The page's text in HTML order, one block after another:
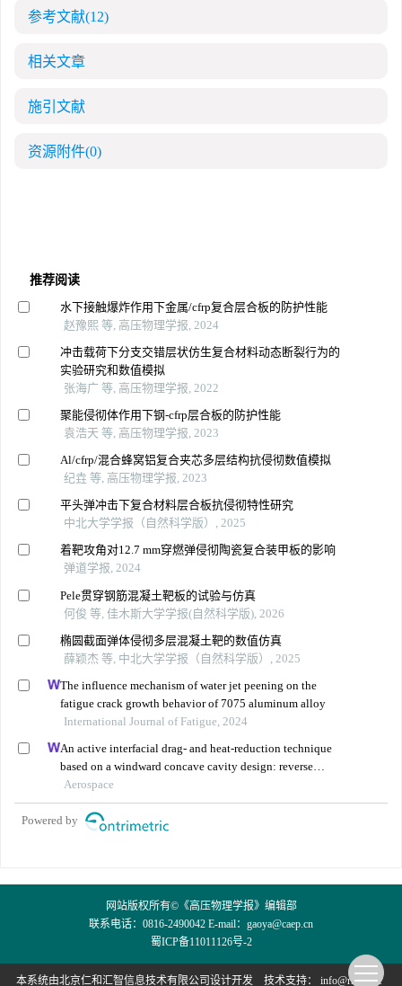
参考文献(12)
相关文章
施引文献
资源附件(0)
推荐阅读
水下接触爆炸作用下金属/cfrp复合层合板的防护性能
赵豫熙 等, 高压物理学报, 2024
冲击载荷下分支交错层状仿生复合材料动态断裂行为的
实验研究和数值模拟
张海广 等, 高压物理学报, 2022
聚能侵彻体作用下钢-cfrp层合板的防护性能
袁浩天 等, 高压物理学报, 2023
Al/cfrp/混合蜂窝铝复合夹芯多层结构抗侵彻数值模拟
纪垚 等, 高压物理学报, 2023
平头弹冲击下复合材料层合板抗侵彻特性研究
中北大学学报（自然科学版）, 2025
着靶攻角对12.7 mm穿燃弹侵彻陶瓷复合装甲板的影响
弹道学报, 2024
Pele贯穿钢筋混凝土靶板的试验与仿真
何俊 等, 佳木斯大学学报(自然科学版), 2026
椭圆截面弹体侵彻多层混凝土靶的数值仿真
薛颖杰 等, 中北大学学报（自然科学版）, 2025
The influence mechanism of water jet peening on the
fatigue crack growth behavior of 7075 aluminum alloy
International Journal of Fatigue, 2024
An active interfacial drag- and heat-reduction technique
based on a windward concave cavity design: reverse
jetting
Aerospace
Powered by
网站版权所有©《高压物理学报》编辑部
联系电话：0816-2490042 E-mail： gaoya@caep.cn
蜀ICP备11011126号-2
本系统由北京仁和汇智信息技术有限公司 设计开发 技术支持： info@rhhz.net